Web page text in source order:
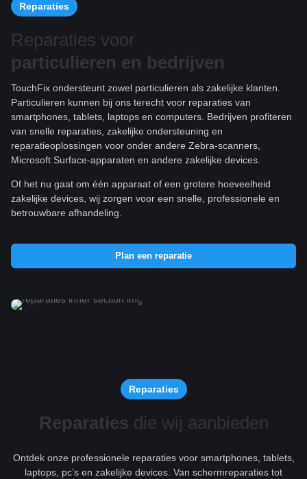
Reparaties
Reparaties voor
particulieren en bedrijven
TouchFix ondersteunt zowel particulieren als zakelijke klanten.
Particulieren kunnen bij ons terecht voor reparaties van
smartphones, tablets, laptops en computers. Bedrijven profiteren
van snelle reparaties, zakelijke ondersteuning en
reparatieoplossingen voor onder andere Zebra-scanners,
Microsoft Surface-apparaten en andere zakelijke devices.
Of het nu gaat om één apparaat of een grotere hoeveelheid
zakelijke devices, wij zorgen voor een snelle, professionele en
betrouwbare afhandeling.
Plan een reparatie
Reparaties
Reparaties die wij aanbieden
Ontdek onze professionele reparaties voor smartphones, tablets,
laptops, pc’s en zakelijke devices. Van schermreparaties tot